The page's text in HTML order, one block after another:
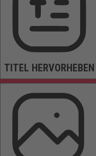
TITEL HERVORHEBEN